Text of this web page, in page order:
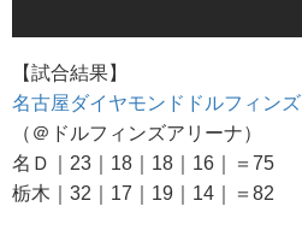
【試合結果】
名古屋ダイヤモンドドルフィンズ
（＠ドルフィンズアリーナ）
名Ｄ｜23｜18｜18｜16｜＝75
栃木｜32｜17｜19｜14｜＝82